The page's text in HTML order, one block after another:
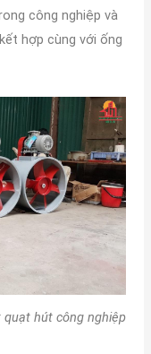
công nghiệp và
hợp cùng với ống
quạt hút công nghiệp